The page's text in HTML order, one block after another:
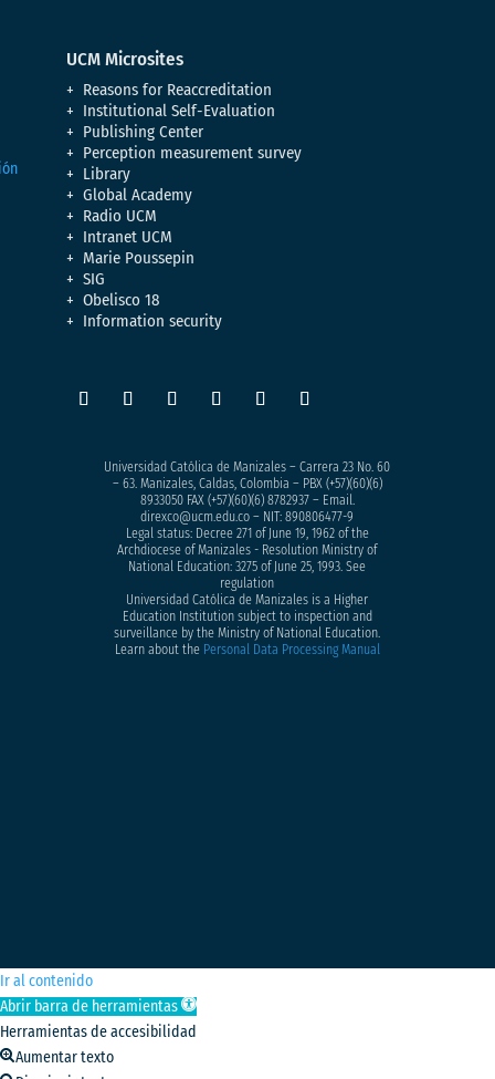
UCM Microsites
Reasons for Reaccreditation
Institutional Self-Evaluation
Publishing Center
Perception measurement survey
Library
Global Academy
Radio UCM
Intranet UCM
Marie Poussepin
SIG
Obelisco 18
Information security
Universidad Católica de Manizales – Carrera 23 No. 60
– 63. Manizales, Caldas, Colombia – PBX (+57)(60)(6)
8933050FAX (+57)(60)(6) 8782937 – Email.
direxco@ucm.edu.co – NIT: 890806477-9
Legal status: Decree 271 of June 19, 1962 of the
Archdiocese of Manizales - Resolution Ministry of
National Education: 3275 of June 25, 1993. See
regulation
Universidad Católica de Manizales is a Higher
Education Institution subject to inspection and
surveillance by the Ministry of National Education.
Learn about the Personal Data Processing Manual
Ir al contenido
Abrir barra de herramientas
Herramientas de accesibilidad
Aumentar texto